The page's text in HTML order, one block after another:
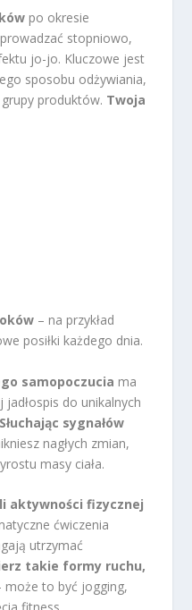
po okresie
stopniowo,
jo-jo. Kluczowe jest
sposobu odżywiania,
produktów. Twoja
– na przykład
posiłki każdego dnia.
samopoczucia ma
do unikalnych
Słuchając sygnałów
nagłych zmian,
masy ciała.
aktywności fizycznej
ćwiczenia
utrzymać
takie formy ruchu,
może to być jogging,